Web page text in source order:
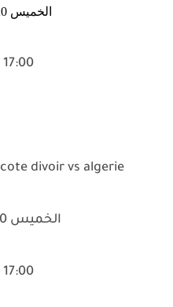
الخميس 20 يناير 2022
17:00 GMT+1
cote divoir vs algerie / ساحل العاج - الجزائر
الخميس 20 يناير 2022
17:00 GMT+1